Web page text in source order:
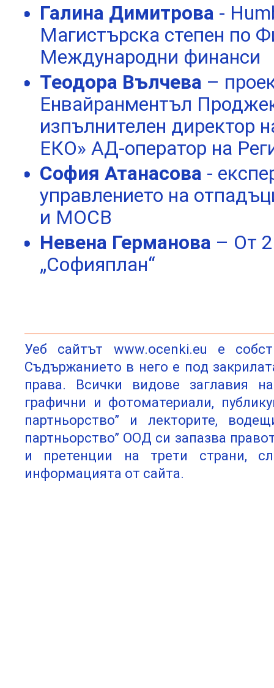
Галина Димитрова -
Магистърска степен по
Международни финанси
Теодора Вълчева –
Енвайранментъл
изпълнителен
ЕКО» АД-оператор на
София Атанасова -
управлението на
и МОСВ
Невена Германова – От
„Софияплан“
Уеб сайтът www.ocenki.eu e
Съдържанието в него е под
права. Всички видове заглавия
графични и фотоматериали,
партньорство” и лекторите,
партньорство” ООД си запазва
и претенции на трети страни,
информацията от сайта.